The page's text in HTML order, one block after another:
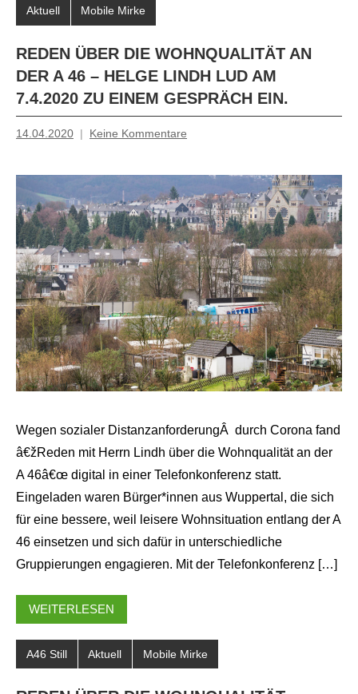
Aktuell Mobile Mirke
REDEN ÜBER DIE WOHNQUALITÄT AN
DER A 46 – HELGE LINDH LUD AM
7.4.2020 ZU EINEM GESPRÄCH EIN.
14.04.2020
Inge
Keine Kommentare
Wegen sozialer DistanzanforderungÂ durch Corona fand
â€žReden mit Herrn Lindh über die Wohnqualität an der
A 46â€œ digital in einer Telefonkonferenz statt.
Eingeladen waren Bürger*innen aus Wuppertal, die sich
für eine bessere, weil leisere Wohnsituation entlang der A
46 einsetzen und sich dafür in unterschiedliche
Gruppierungen engagieren. Mit der Telefonkonferenz […]
WEITERLESEN
A46 Still Aktuell Mobile Mirke